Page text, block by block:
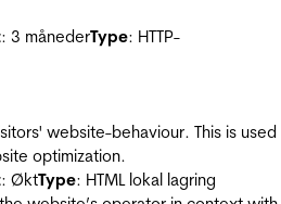
: 3 månederType: HTTP-
website-behaviour. This is used
optimization.
: ØktType: HTML lokal lagring